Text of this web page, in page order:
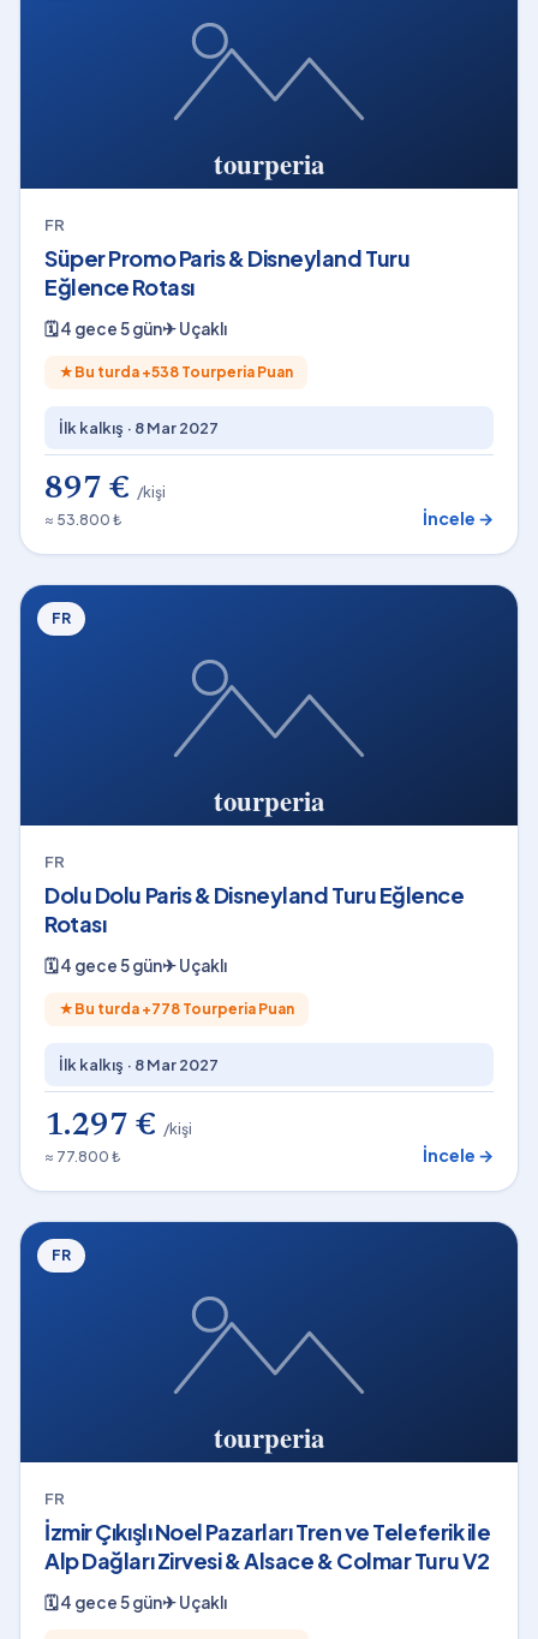
FR
Süper Promo Paris & Disneyland Turu
Eğlence Rotası
🗓4 gece 5 gün✈Uçaklı
★ Bu turda +538 Tourperia Puan
İlk kalkış · 8 Mar 2027
897 € /kişi
≈ 53.800 ₺
İncele →
FR
FR
Dolu Dolu Paris & Disneyland Turu Eğlence
Rotası
🗓4 gece 5 gün✈Uçaklı
★ Bu turda +778 Tourperia Puan
İlk kalkış · 8 Mar 2027
1.297 € /kişi
≈ 77.800 ₺
İncele →
FR
FR
İzmir Çıkışlı Noel Pazarları Tren ve Teleferik ile
Alp Dağları Zirvesi & Alsace & Colmar Turu V2
🗓4 gece 5 gün✈Uçaklı